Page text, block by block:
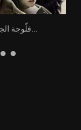
Fallujah s2 Ep 21 – فلّوجة الجزأ الثاني...